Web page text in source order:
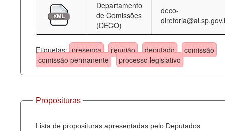
Departamento
de Comissões
(DECO)
deco-
Etiquetas: presença reunião deputado
comissão
comissão permanente
processo legislativo
Proposituras
Lista de proposituras apresentadas pelo Deputados